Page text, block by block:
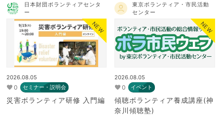
日本財団ボランティアセンタ
ー
NEW
2026.08.05
0 セミナー・説明会
災害ボランティア研修 入門編
東京ボランティア・市民活動
センター
NEW
2026.08.05
0 イベント
傾聴ボランティア養成講座(神
奈川傾聴塾)